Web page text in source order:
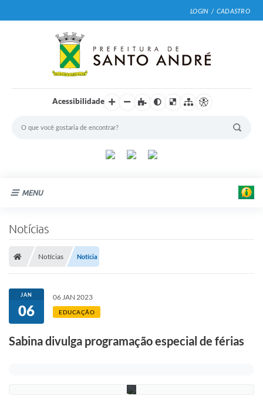
LOGIN / CADASTRO
Acessibilidade
MENU
Portal de Serviços
Transparência
Ônibus
Consultar Processos
Notícias
Notícias Notícia
JAN
06
06 JAN 2023
EDUCAÇÃO
Sabina divulga programação especial de férias
a